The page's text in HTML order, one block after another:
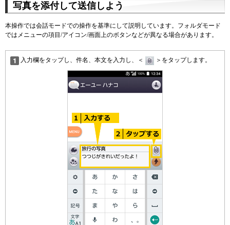
写真を添付して送信しよう
本操作では会話モードでの操作を基準にして説明しています。フォルダモード
ではメニューの項目/アイコン/画面上のボタンなどが異なる場合があります。
入力欄をタップし、件名、本文を入力し、＜ ＞をタップします。